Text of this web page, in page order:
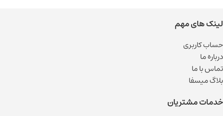
لینک های مهم
حساب کاربری
درباره ما
تماس با ما
بلاگ میسفا
خدمات مشتریان